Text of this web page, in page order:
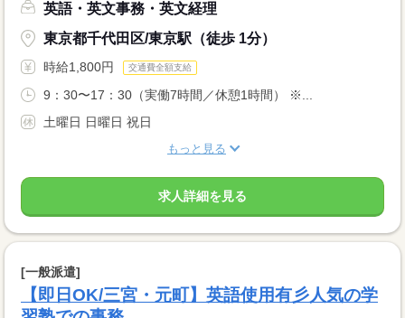
英語・英文事務・英文経理
東京都千代田区/東京駅（徒歩 1分）
時給1,800円 交通費全額支給
9：30〜17：30（実働7時間／休憩1時間） ※...
土曜日 日曜日 祝日
もっと見る
求人詳細を見る
[一般派遣]
【即日OK/三宮・元町】英語使用有彡人気の学